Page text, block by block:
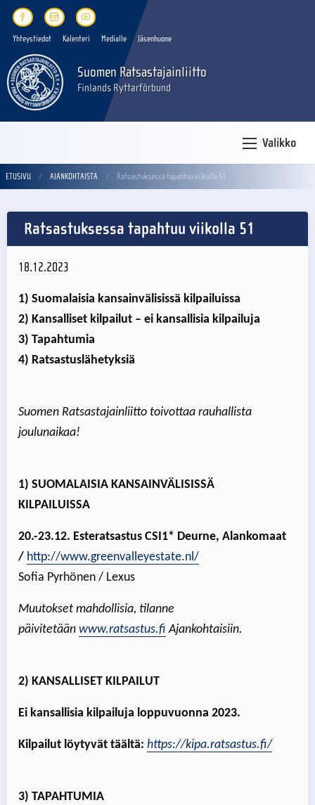
Yhteystiedot Kalenteri Medialle Jäsenhuone
Suomen Ratsastajainliitto
Finlands Ryttarförbund
Valikko
ETUSIVU AJANKOHTAISTA Ratsastuksessa tapahtuu viikolla 51
Ratsastuksessa tapahtuu viikolla 51
18.12.2023
1) Suomalaisia kansainvälisissä kilpailuissa
2) Kansalliset kilpailut – ei kansallisia kilpailuja
3) Tapahtumia
4) Ratsastuslähetyksiä
Suomen Ratsastajainliitto toivottaa rauhallista
joulunaikaa!
1) SUOMALAISIA KANSAINVÄLISISSÄ
KILPAILUISSA
20.-23.12. Esteratsastus CSI1* Deurne, Alankomaat
/ http://www.greenvalleyestate.nl/
Sofia Pyrhönen / Lexus
Muutokset mahdollisia, tilanne
päivitetään www.ratsastus.fi Ajankohtaisiin.
2) KANSALLISET KILPAILUT
Ei kansallisia kilpailuja loppuvuonna 2023.
Kilpailut löytyvät täältä: https://kipa.ratsastus.fi/
3) TAPAHTUMIA